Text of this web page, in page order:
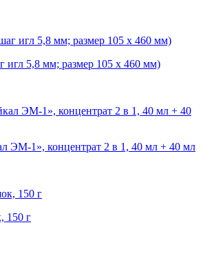
5,8 мм; размер 105 х 460 мм)
ЭМ-1», концентрат 2 в 1, 40 мл + 40 мл
150 г